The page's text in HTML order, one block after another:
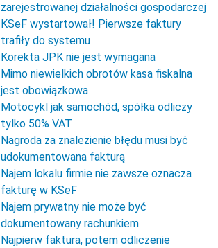
zarejestrowanej działalności gospodarczej
KSeF wystartował! Pierwsze faktury
trafiły do systemu
Korekta JPK nie jest wymagana
Mimo niewielkich obrotów kasa fiskalna
jest obowiązkowa
Motocykl jak samochód, spółka odliczy
tylko 50% VAT
Nagroda za znalezienie błędu musi być
udokumentowana fakturą
Najem lokalu firmie nie zawsze oznacza
fakturę w KSeF
Najem prywatny nie może być
dokumentowany rachunkiem
Najpierw faktura, potem odliczenie